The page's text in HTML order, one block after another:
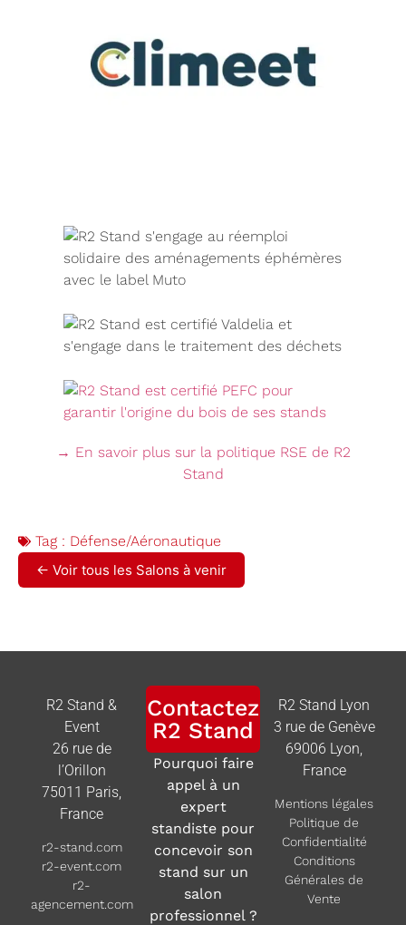
→ En savoir plus sur la politique RSE de R2
Stand
Tag : Défense/Aéronautique
← Voir tous les Salons à venir
R2 Stand &
Event
26 rue de
l’Orillon
75011 Paris,
France
r2-stand.com
r2-event.com
r2-
agencement.com
Contactez
R2 Stand
Pourquoi faire
appel à un
expert
standiste pour
concevoir son
stand sur un
salon
professionnel ?
R2 Stand Lyon
3 rue de Genève
69006 Lyon,
France
Mentions légales
Politique de
Confidentialité
Conditions
Générales de
Vente